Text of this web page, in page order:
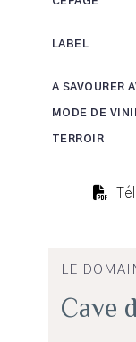
LABEL
A SAVOURER
MODE DE
TERROIR
LE
Cave